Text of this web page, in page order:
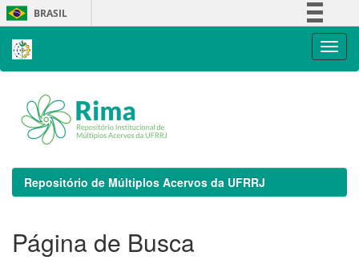
Skip
navigation
BRASIL
Repositório de Múltiplos Acervos da UFRRJ
Página de Busca